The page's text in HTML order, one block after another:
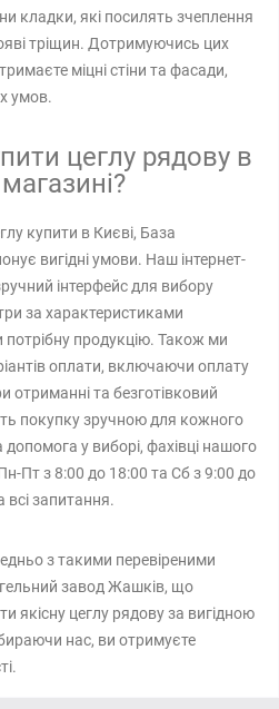
кладки, які посилять зчеплення
тріщин. Дотримуючись цих
міцні стіни та фасади,
умов.
цеглу рядову в
купити в Києві, База
вигідні умови. Наш інтернет-
інтерфейс для вибору
за характеристиками
продукцію. Також ми
оплати, включаючи оплату
отриманні та безготівковий
покупку зручною для кожного
у виборі, фахівці нашого
Пт з 8:00 до 18:00 та Сб з 9:00 до
всі запитання.
з такими перевіреними
завод Жашків, що
якісну цеглу рядову за вигідною
нас, ви отримуєте